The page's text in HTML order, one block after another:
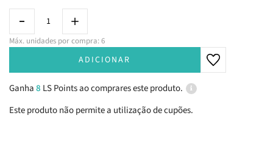
Máx. unidades por compra: 6
ADICIONAR
Ganha8 LS Points ao comprares este produto.
Este produto não permite a utilização de cupões.